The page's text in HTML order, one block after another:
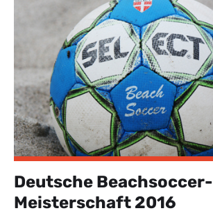
Deutsche Beachsoccer-
Meisterschaft 2016